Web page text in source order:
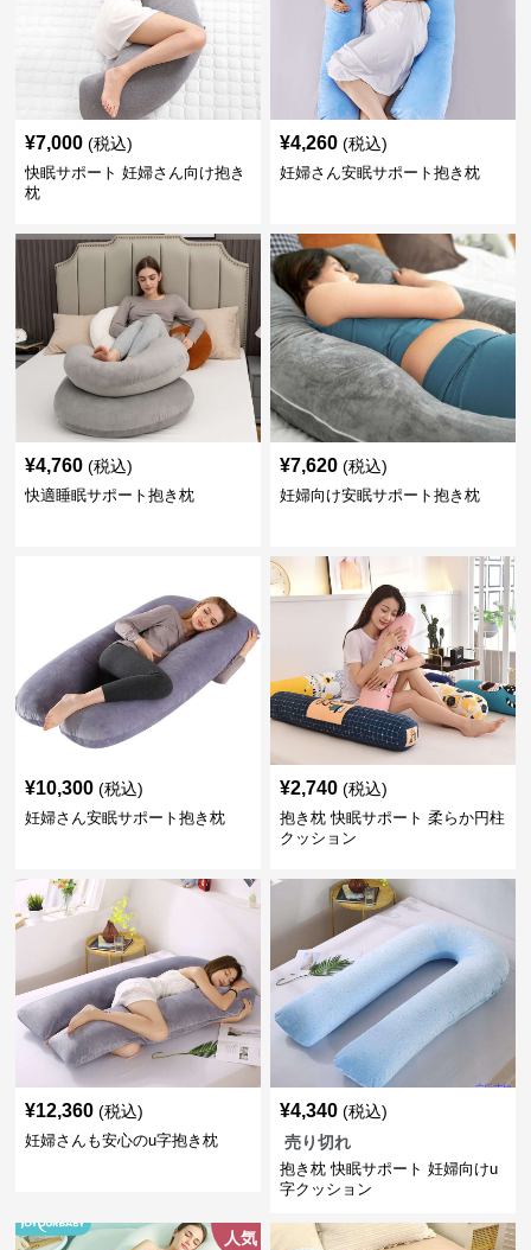
¥7,000 (税込)
快眠サポート 妊婦さん向け抱き
枕
¥4,260 (税込)
妊婦さん安眠サポート抱き枕
¥4,760 (税込)
快適睡眠サポート抱き枕
¥7,620 (税込)
妊婦向け安眠サポート抱き枕
¥10,300 (税込)
妊婦さん安眠サポート抱き枕
¥2,740 (税込)
抱き枕 快眠サポート 柔らか円柱
クッション
¥12,360 (税込)
妊婦さんも安心のu字抱き枕
¥4,340 (税込)
売り切れ
抱き枕 快眠サポート 妊婦向けu
字クッション
人気